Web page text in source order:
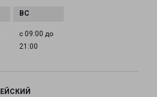
с 09:00 до
21:00